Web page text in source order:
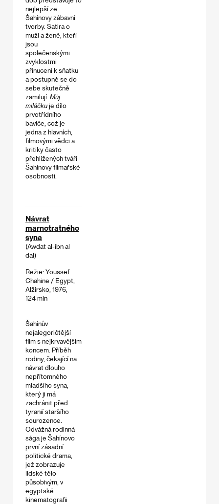
nejlepší ze
Šahínovy zábavní
tvorby. Satira o
muži a ženě, kteří
jsou
společenskými
zvyklostmi
přinuceni k sňatku
a postupně se do
sebe skutečně
zamilují. Můj
miláčku je dílo
prvotřídního
baviče, což je
jedna z hlavních,
filmovými vědci a
kritiky často
přehlížených tváří
Šahínovy filmařské
osobnosti.​
Návrat
marnotratného
syna
(Awdat al-ibn al
dal)
Režie: Youssef
Chahine / Egypt,
Alžírsko, 1976,
124 min
Šahínův
nejalegoričtější
film s nejkrvavějším
koncem. Příběh
rodiny, čekající na
návrat dlouho
nepřítomného
mladšího syna,
který ji má
zachránit před
tyranií staršího
sourozence.
Odvážná rodinná
sága je Šahínovo
první zásadní
politické drama,
jež zobrazuje
lidské tělo
působivým, v
egyptské
kinematografii